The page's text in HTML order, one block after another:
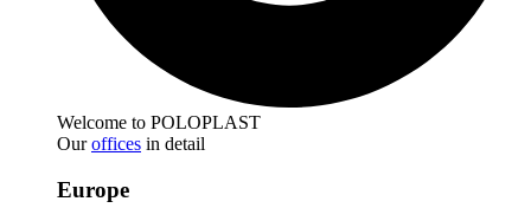
Welcome to POLOPLAST
Ouroffices in detail
Europe